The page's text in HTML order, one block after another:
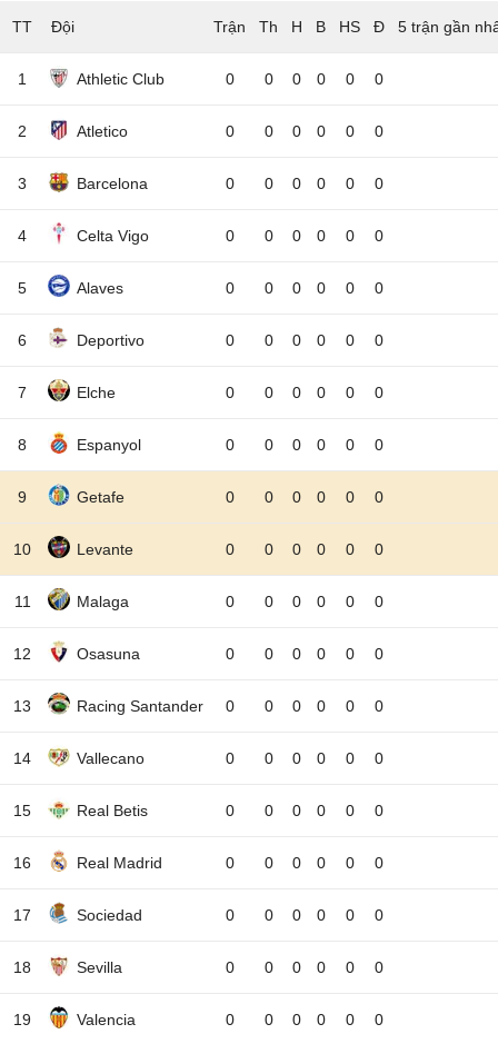
TT Đội 5 trận gần
1 Athletic Club 0 0 0 0 0 0
2 Atletico 0 0 0 0 0 0
3 Barcelona 0 0 0 0 0 0
4 Celta Vigo 0 0 0 0 0 0
5 Alaves 0 0 0 0 0 0
6 Deportivo 0 0 0 0 0 0
7 Elche 0 0 0 0 0 0
8 Espanyol 0 0 0 0 0 0
9 Getafe 0 0 0 0 0 0
10 Levante 0 0 0 0 0 0
11 Malaga 0 0 0 0 0 0
12 Osasuna 0 0 0 0 0 0
13 Racing Santander 0 0 0 0 0 0
14 Vallecano 0 0 0 0 0 0
15 Real Betis 0 0 0 0 0 0
16 Real Madrid 0 0 0 0 0 0
17 Sociedad 0 0 0 0 0 0
18 Sevilla 0 0 0 0 0 0
19 Valencia 0 0 0 0 0 0